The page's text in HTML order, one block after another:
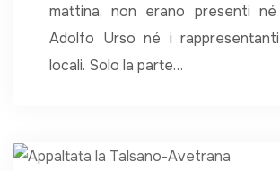
mattina, non erano presenti
Adolfo Urso né i
locali. Solo la parte…